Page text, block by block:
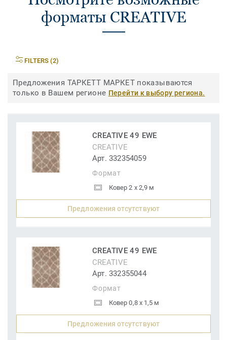
форматы CREATIVE
FILTERS (2)
Предложения ТАРКЕТТ МАРКЕТ показываются
только в Вашем регионе Перейти к выбору региона.
CREATIVE 49 EWE
CREATIVE
Арт. 332354059
Формат
Ковер 2 x 2,9 м
Предложения отсутствуют
CREATIVE 49 EWE
CREATIVE
Арт. 332355044
Формат
Ковер 0,8 x 1,5 м
Предложения отсутствуют